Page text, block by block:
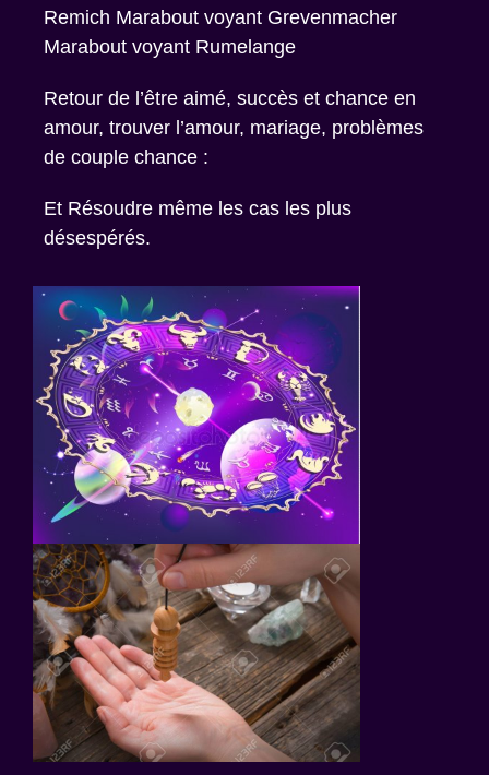
Remich Marabout voyant Grevenmacher
Marabout voyant Rumelange
Retour de l’être aimé, succès et chance en
amour, trouver l’amour, mariage, problèmes
de couple chance :
Et Résoudre même les cas les plus
désespérés.